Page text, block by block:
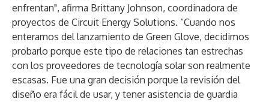
enfrentan", afirma Brittany Johnson, coordinadora de
proyectos de Circuit Energy Solutions. “Cuando nos
enteramos del lanzamiento de Green Glove, decidimos
probarlo porque este tipo de relaciones tan estrechas
con los proveedores de tecnología solar son realmente
escasas. Fue una gran decisión porque la revisión del
diseño era fácil de usar, y tener asistencia de guardia